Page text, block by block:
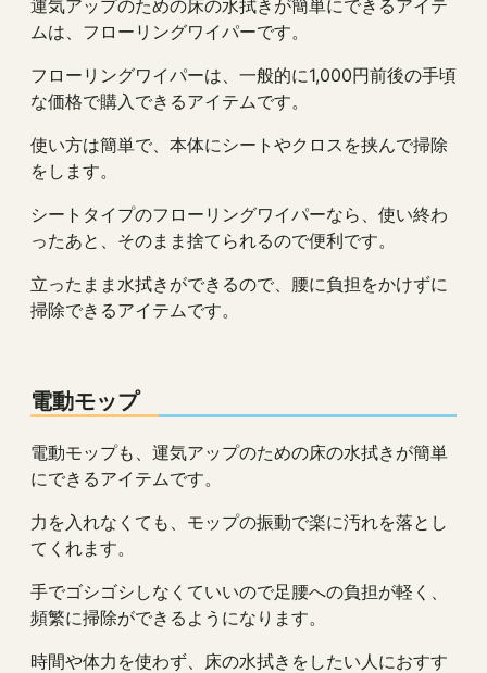
運気アップのための床の水拭きが簡単にできるアイテ
ムは、フローリングワイパーです。
フローリングワイパーは、一般的に1,000円前後の手頃
な価格で購入できるアイテムです。
使い方は簡単で、本体にシートやクロスを挟んで掃除
をします。
シートタイプのフローリングワイパーなら、使い終わ
ったあと、そのまま捨てられるので便利です。
立ったまま水拭きができるので、腰に負担をかけずに
掃除できるアイテムです。
電動モップ
電動モップも、運気アップのための床の水拭きが簡単
にできるアイテムです。
力を入れなくても、モップの振動で楽に汚れを落とし
てくれます。
手でゴシゴシしなくていいので足腰への負担が軽く、
頻繁に掃除ができるようになります。
時間や体力を使わず、床の水拭きをしたい人におすす